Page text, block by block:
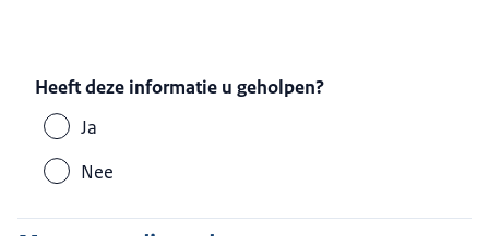
Heeft deze informatie u geholpen?
Ja
Nee